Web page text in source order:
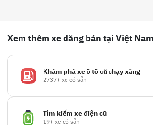
Xem thêm xe đăng bán tại Việt Nam
Khám phá xe ô tô cũ chạy xăng
2737+ xe có sẵn
Tìm kiếm xe điện cũ
19+ xe có sẵn